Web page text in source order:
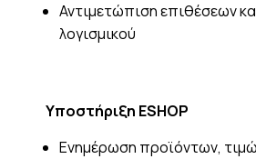
Αντιμετώπιση επιθέσεων
λογισμικού
Υποστήριξη ESHOP
Ενημέρωση προϊόντων,